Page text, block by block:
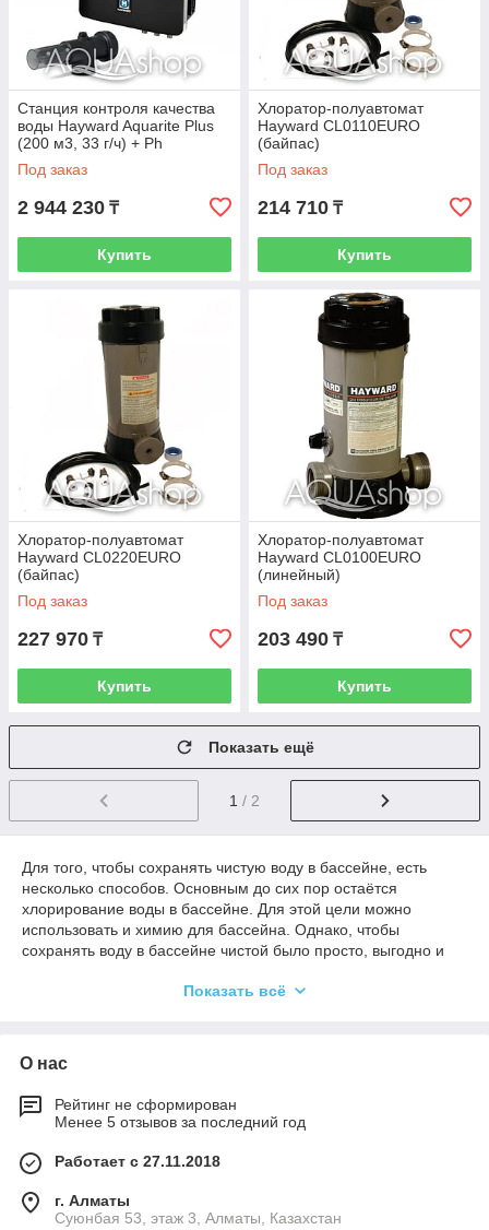
Станция контроля качества
воды Hayward Aquarite Plus
(200 м3, 33 г/ч) + Ph
Под заказ
2 944 230 ₸
Купить
Хлоратор-полуавтомат
Hayward CL0110EURO
(байпас)
Под заказ
214 710 ₸
Купить
Хлоратор-полуавтомат
Hayward CL0220EURO
(байпас)
Под заказ
227 970 ₸
Купить
Хлоратор-полуавтомат
Hayward CL0100EURO
(линейный)
Под заказ
203 490 ₸
Купить
Показать ещё
1 / 2
Для того, чтобы сохранять чистую воду в бассейне, есть
несколько способов. Основным до сих пор остаётся
хлорирование воды в бассейне. Для этой цели можно
использовать и химию для бассейна. Однако, чтобы
сохранять воду в бассейне чистой было просто, выгодно и
Хлор генератор для бассейна преобразует обычную соль в
использование химии для бассейна.
Генератор хлора для частного бассейна поможет Вам и
Вашей семье избежать побочных эффектов хлорирования
воды в бассейне, таких как неприятный запах хлора для
бассейна, аллергические реакции и сухая кожа, при этом
получая чистую воду в бассейне. Если же вы ищете
оборудование для бассейнов коммерческого типа, то у нас
вы также можете найти генератор хлора для общественного
Показать всё
О нас
Рейтинг не сформирован
Менее 5 отзывов за последний год
Работает с 27.11.2018
г. Алматы
Суюнбая 53, этаж 3, Алматы, Казахстан